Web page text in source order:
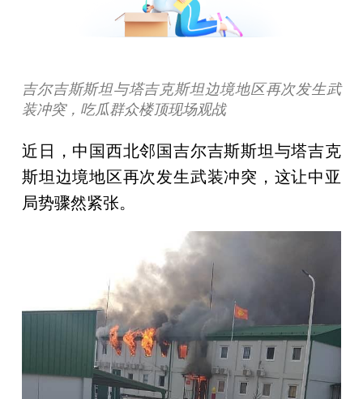
吉尔吉斯斯坦与塔吉克斯坦边境地区再次发生武
装冲突，吃瓜群众楼顶现场观战
近日，中国西北邻国吉尔吉斯斯坦与塔吉克
斯坦边境地区再次发生武装冲突，这让中亚
局势骤然紧张。